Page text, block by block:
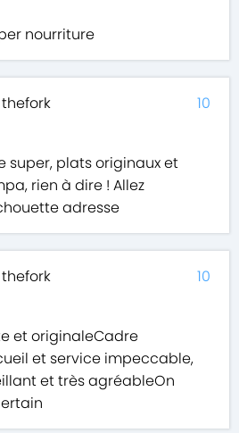
nourriture
thefork
super, plats originaux et
rien à dire ! Allez
adresse
10
thefork
et originaleCadre
et service impeccable,
et très agréableOn
10